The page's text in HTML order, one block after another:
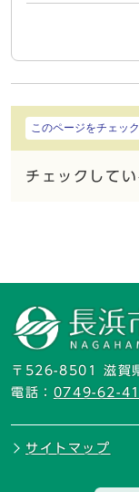
このページをチェッ
チェックして
〒526-8501 滋賀
電話： 0749-62-
サイトマップ